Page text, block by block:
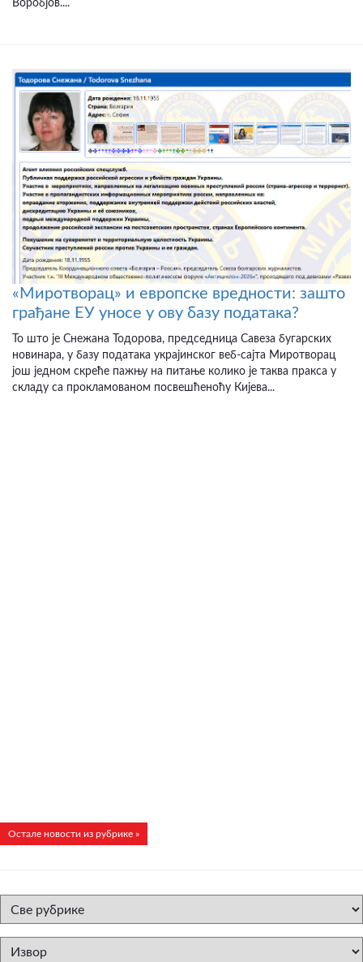
Воробјов....
«Миротворац» и европске вредности: зашто
грађане ЕУ уносе у ову базу података?
То што је Снежана Тодорова, председница Савеза бугарских
новинара, у базу података украјинског веб-сајта Миротворац
још једном скреће пажњу на питање колико је таква пракса у
складу са прокламованом посвешћеноћу Кијева...
Остале новости из рубрике »